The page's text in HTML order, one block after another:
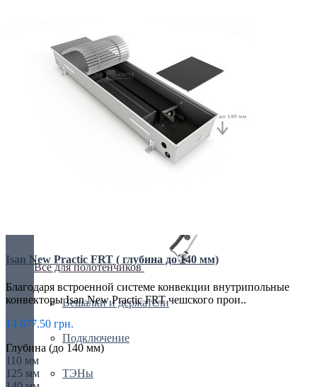
Краны и клапаны
Решетки
Сервоприводы
Все для полотенчиков
Вешалки и держатели
Подключение
ТЭНы
Isan New Practic FRT ( глубина до 140 мм)
Благодаря встроенной системе конвекции внутрипольные
конвекторы Isan New Practic FRT чешского прои..
14 677.50 грн.
Глубина (до 140 мм)
110 мм
125 мм